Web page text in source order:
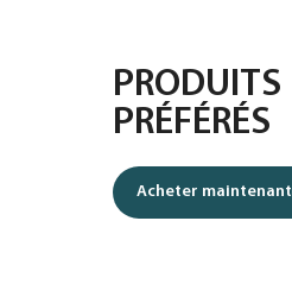
PRODUITS
PRÉFÉRÉS
Acheter maintenant